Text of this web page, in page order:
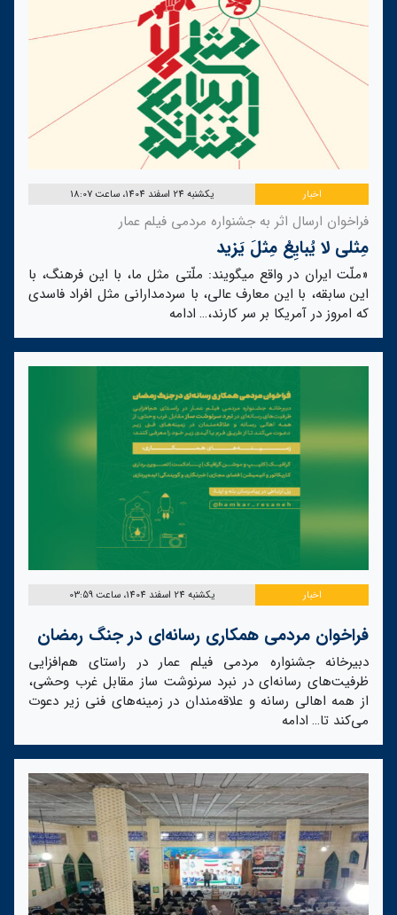
اخبار یکشنبه 24 اسفند 1404، ساعت 18:07
فراخوان ارسال اثر به جشنواره مردمی فیلم عمار
مِثلی لا یُبایِعُ مِثلَ یَزید
«ملّت ایران در واقع میگویند: ملّتی مثل ما، با این فرهنگ، با
این سابقه، با این معارف عالی، با سردمدارانی مثل افراد فاسدی
که امروز در آمریکا بر سر کارند،… ادامه
اخبار یکشنبه 24 اسفند 1404، ساعت 03:59
فراخوان مردمی همکاری رسانه‌ای در جنگ رمضان
دبیرخانه جشنواره مردمی فیلم عمار در راستای هم‌افزایی
ظرفیت‌های رسانه‌ای در نبرد سرنوشت ساز مقابل غرب وحشی،
از همه اهالی رسانه و علاقه‌مندان در زمینه‌های فنی زیر دعوت
می‌کند تا… ادامه